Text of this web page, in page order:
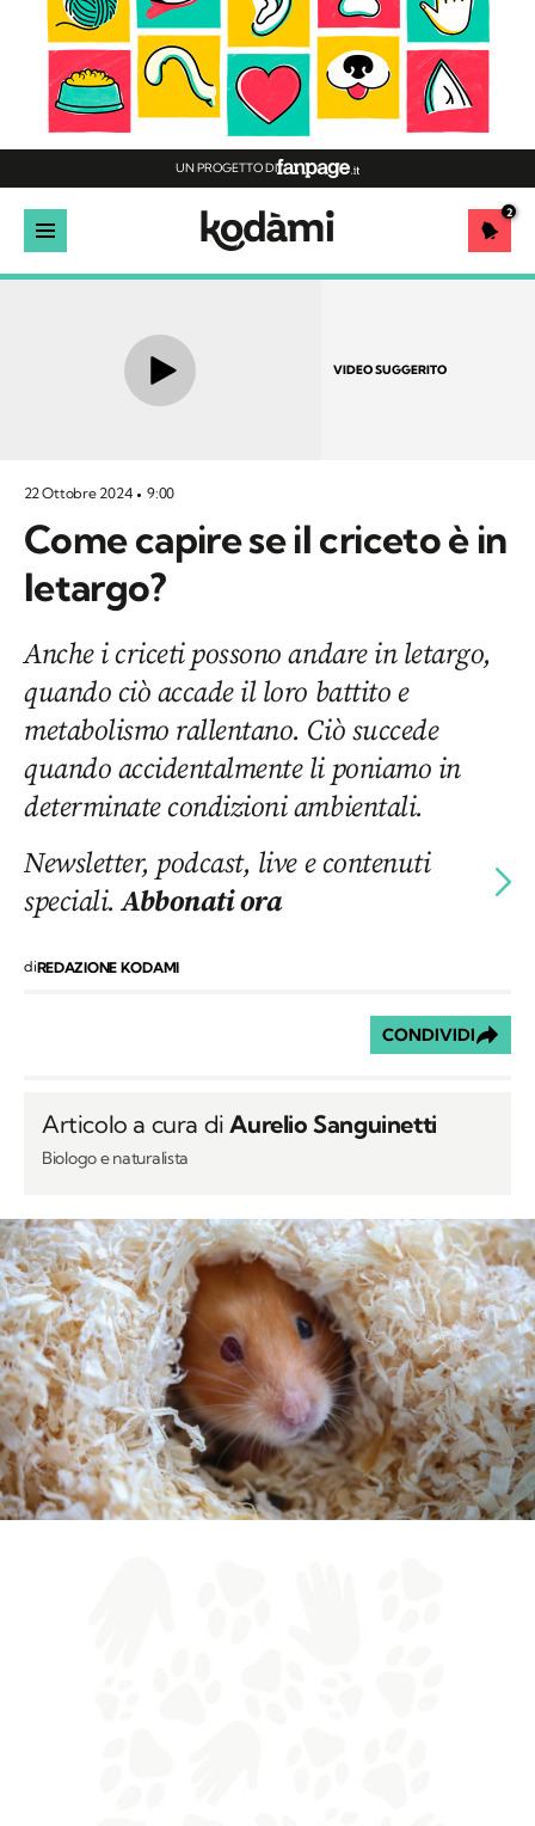
UN PROGETTO DI
2
VIDEO SUGGERITO
22 Ottobre 2024 9:00
Come capire se il criceto è in
letargo?
Anche i criceti possono andare in letargo,
quando ciò accade il loro battito e
metabolismo rallentano. Ciò succede
quando accidentalmente li poniamo in
determinate condizioni ambientali.
Newsletter, podcast, live e contenuti
speciali.Abbonati ora
diREDAZIONE KODAMI
CONDIVIDI
Articolo a cura diAurelio Sanguinetti
Biologo e naturalista